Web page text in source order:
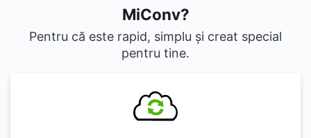
MiConv?
Pentru că este rapid, simplu și creat special
pentru tine.